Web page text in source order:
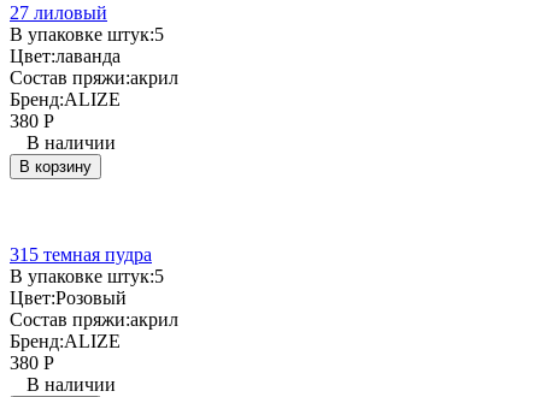
27 лиловый
В упаковке штук:5
Цвет:лаванда
Состав пряжи:акрил
Бренд:ALIZE
380 Р
В наличии
В корзину
315 темная пудра
В упаковке штук:5
Цвет:Розовый
Состав пряжи:акрил
Бренд:ALIZE
380 Р
В наличии